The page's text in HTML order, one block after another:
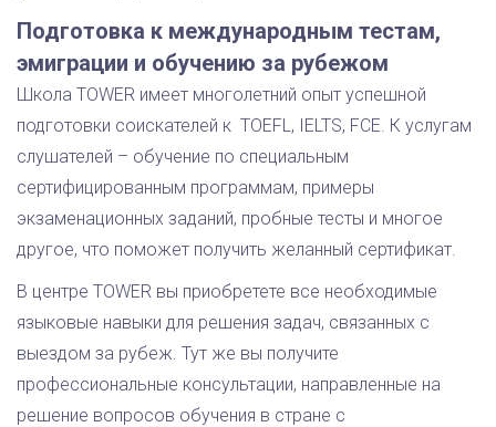
Подготовка к международным тестам,
эмиграции и обучению за рубежом
Школа TOWER имеет многолетний опыт успешной
подготовки соискателей к TOEFL, IELTS, FCE. К услугам
слушателей – обучение по специальным
сертифицированным программам, примеры
экзаменационных заданий, пробные тесты и многое
другое, что поможет получить желанный сертификат.
В центре TOWER вы приобретете все необходимые
языковые навыки для решения задач, связанных с
выездом за рубеж. Тут же вы получите
профессиональные консультации, направленные на
решение вопросов обучения в стране с